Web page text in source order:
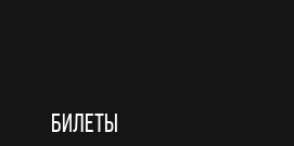
БИЛЕТЫ